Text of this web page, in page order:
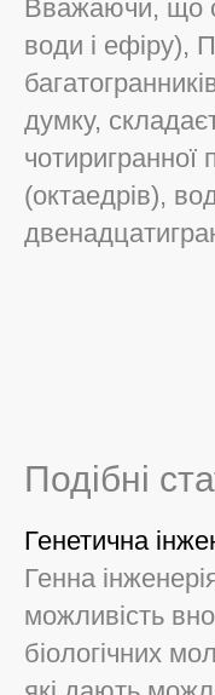
Вважаючи, що
води і ефіру),
думку,
чотиригранної
(октаедрів),
Подібні
Генетична
Генна
можливість
біологічних